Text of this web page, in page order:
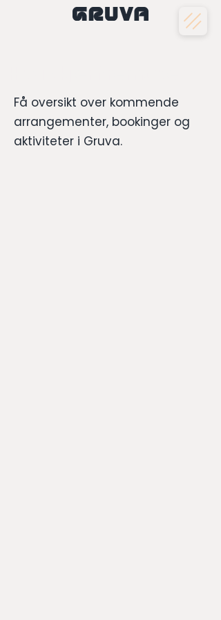
Få oversikt over kommende
arrangementer, bookinger og
aktiviteter i Gruva.